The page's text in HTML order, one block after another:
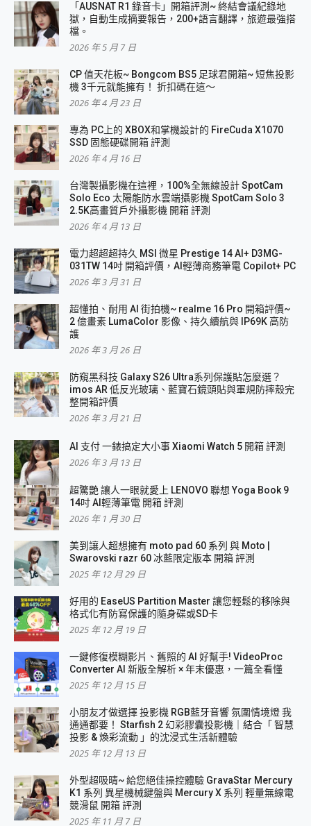
「AUSNAT R1 錄音卡」開箱評測~ 終結會議紀錄地
獄，自動生成摘要報告，200+語言翻譯，旅遊最強搭
檔。
2026 年 5 月 7 日
CP 值天花板~ Bongcom BS5 足球君開箱~ 短焦投影
機 3千元就能擁有！ 折扣碼在這～
2026 年 4 月 23 日
專為 PC上的 XBOX和掌機設計的 FireCuda X1070
SSD 固態硬碟開箱 評測
2026 年 4 月 16 日
台灣製攝影機在這裡，100%全無線設計 SpotCam
Solo Eco 太陽能防水雲端攝影機 SpotCam Solo 3
2.5K高畫質戶外攝影機 開箱 評測
2026 年 4 月 13 日
電力超超超持久 MSI 微星 Prestige 14 AI+ D3MG-
031TW 14吋 開箱評價，AI輕薄商務筆電 Copilot+ PC
2026 年 3 月 31 日
超懂拍、耐用 AI 街拍機~ realme 16 Pro 開箱評價~
2 億畫素 LumaColor 影像、持久續航與 IP69K 高防
護
2026 年 3 月 26 日
防窺黑科技 Galaxy S26 Ultra系列保護貼怎麼選？
imos AR 低反光玻璃、藍寶石鏡頭貼與軍規防摔殼完
整開箱評價
2026 年 3 月 21 日
AI 支付 一錶搞定大小事 Xiaomi Watch 5 開箱 評測
2026 年 3 月 13 日
超驚艷 讓人一眼就愛上 LENOVO 聯想 Yoga Book 9
14吋 AI輕薄筆電 開箱 評測
2026 年 1 月 30 日
美到讓人超想擁有 moto pad 60 系列 與 Moto |
Swarovski razr 60 冰藍限定版本 開箱 評測
2025 年 12 月 29 日
好用的 EaseUS Partition Master 讓您輕鬆的移除與
格式化有防寫保護的隨身碟或SD卡
2025 年 12 月 19 日
一鍵修復模糊影片、舊照的 AI 好幫手! VideoProc
Converter AI 新版全解析 × 年末優惠，一篇全看懂
2025 年 12 月 15 日
小朋友才做選擇 投影機 RGB藍牙音響 氛圍情境燈 我
通通都要！ Starfish 2 幻彩膠囊投影機｜結合「 智慧
投影 & 煥彩流動 」的沈浸式生活新體驗
2025 年 12 月 13 日
外型超吸晴~ 給您絕佳操控體驗 GravaStar Mercury
K1 系列 異星機械鍵盤與 Mercury X 系列 輕量無線電
競滑鼠 開箱 評測
2025 年 11 月 7 日